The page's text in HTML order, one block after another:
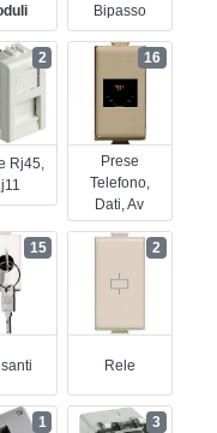
Bipasso
Rj45,
2
Prese
Telefono,
Dati, Av
16
15
Rele
2
1 3